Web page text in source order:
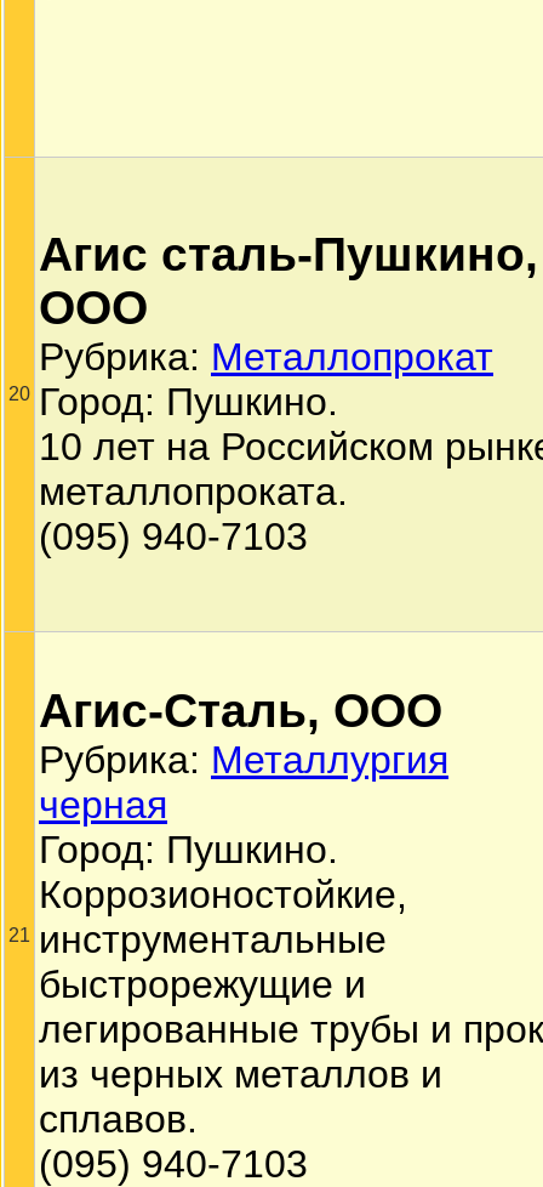
20
Агис сталь-Пушкино,
ООО
Рубрика: Металлопрокат
Город: Пушкино.
10 лет на Российском
металлопроката.
(095) 940-7103
21
Агис-Сталь, ООО
Рубрика: Металлургия
черная
Город: Пушкино.
Коррозионостойкие,
инструментальные
быстрорежущие и
легированные трубы и
из черных металлов и
сплавов.
(095) 940-7103